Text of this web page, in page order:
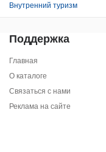
Внутренний туризм
Поддержка
Главная
О каталоге
Связаться с нами
Реклама на сайте